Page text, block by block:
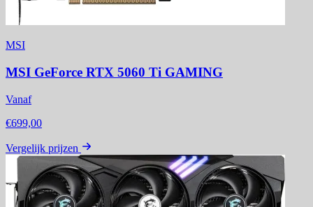
MSI
MSI GeForce RTX 5060 Ti GAMING
Vanaf
€699,00
Vergelijk prijzen